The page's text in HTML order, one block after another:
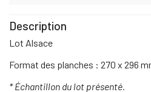
Description
Lot Alsace
Format des planches : 270 x 296
* Échantillon du lot présenté.